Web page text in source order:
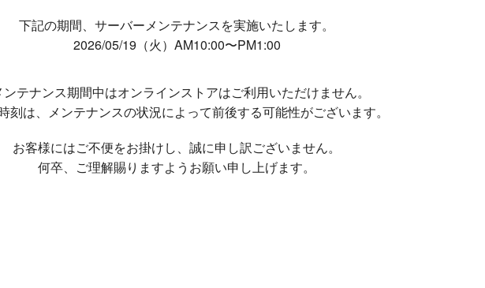
下記の期間、サーバーメンテナンスを実施いたします。
2026/05/19（火）AM10:00〜PM1:00
ンテナンス期間中はオンラインストアはご利用いただけません。
刻は、メンテナンスの状況によって前後する可能性がございます。
お客様にはご不便をお掛けし、 誠に申し訳ございません。
何卒、ご理解賜りますようお願い申し上げます。